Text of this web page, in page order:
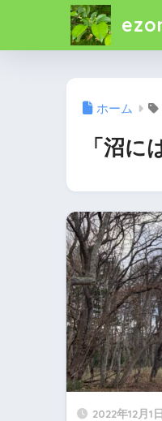
ホーム
「沼に
2022年12月1日